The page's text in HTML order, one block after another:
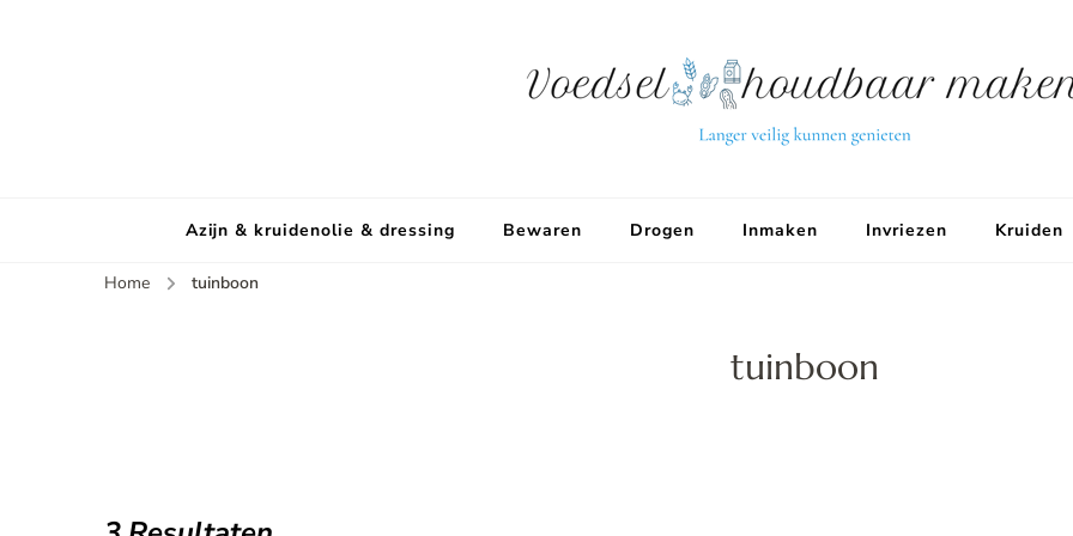
Azijn & kruidenolie & dressing Bewaren Drogen Inmaken Invriezen Kruiden
Home tuinboon
tuinboon